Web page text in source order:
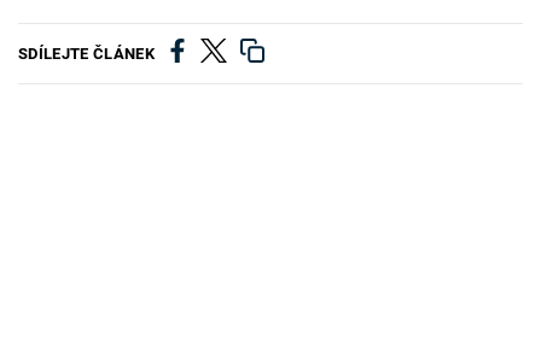
SDÍLEJTE ČLÁNEK